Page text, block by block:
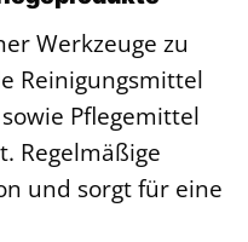
Werkzeuge zu
Reinigungsmittel
Pflegemittel
Regelmäßige
und sorgt für eine